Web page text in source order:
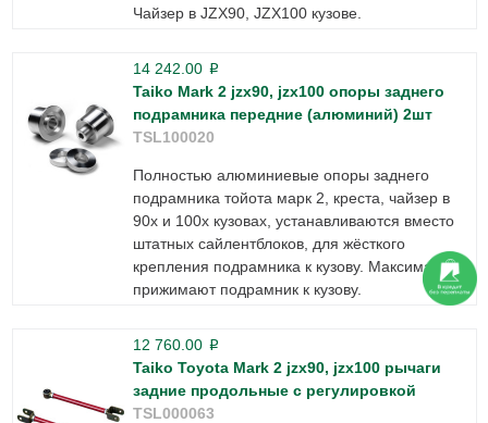
Чайзер в JZX90, JZX100 кузове.
14 242.00 p
Taiko Mark 2 jzx90, jzx100 опоры заднего
подрамника передние (алюминий) 2шт
TSL100020
Полностью алюминиевые опоры заднего
подрамника тойота марк 2, креста, чайзер в
90х и 100х кузовах, устанавливаются вместо
штатных сайлентблоков, для жёсткого
крепления подрамника к кузову. Максимально
прижимают подрамник к кузову.
12 760.00 p
Taiko Toyota Mark 2 jzx90, jzx100 рычаги
задние продольные с регулировкой
TSL000063